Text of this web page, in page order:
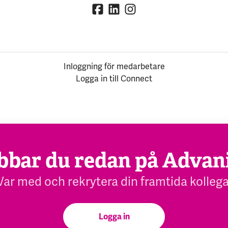
Inloggning för medarbetare
Logga in till Connect
du redan på
med och rekrytera din framtida
Logga in